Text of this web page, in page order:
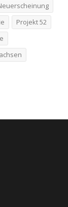
Projekt 52